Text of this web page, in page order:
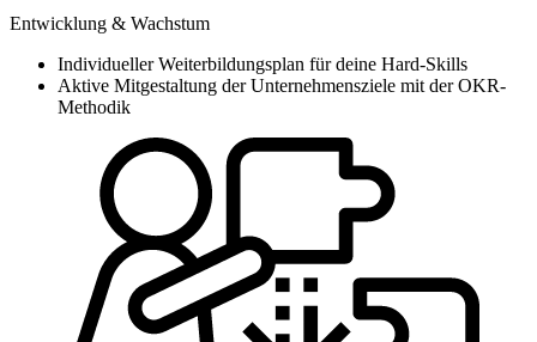
Entwicklung & Wachstum
Individueller Weiterbildungsplan für deine Hard-Skills
Aktive Mitgestaltung der Unternehmensziele mit der OKR-
Methodik